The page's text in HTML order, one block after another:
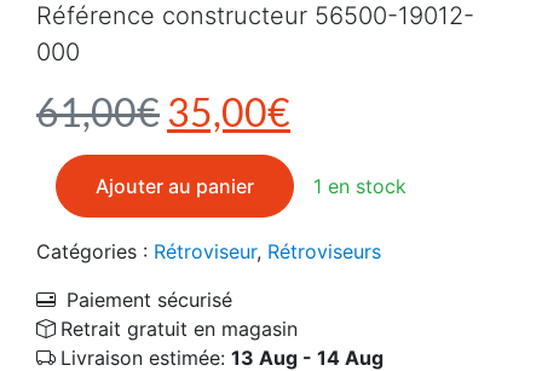
61,00€ Le prix initial était :
35,00€
Référence constructeur 56500-19012-
000
1 en stock
quantité de Rétroviseur droit neuf SUZUKI
Ajouter au panier
Catégories : Rétroviseur, Rétroviseurs
Paiement sécurisé
Retrait gratuit en magasin
Livraison estimée: 13 Aug - 14 Aug